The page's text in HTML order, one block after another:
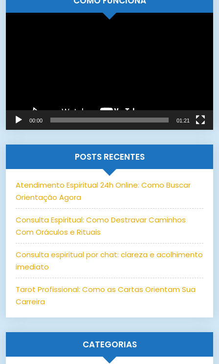
00:00 01:21
POSTS RECENTES
Atendimento Espiritual 24h Online: Como Buscar
Orientação Agora
Consulta Espiritual: Como Destravar Caminhos
Com Oráculos e Rituais
Consulta espiritual por chat: clareza e acolhimento
imediato
Tarot Profissional: Como as Cartas Orientam Sua
Carreira
CATEGORIAS